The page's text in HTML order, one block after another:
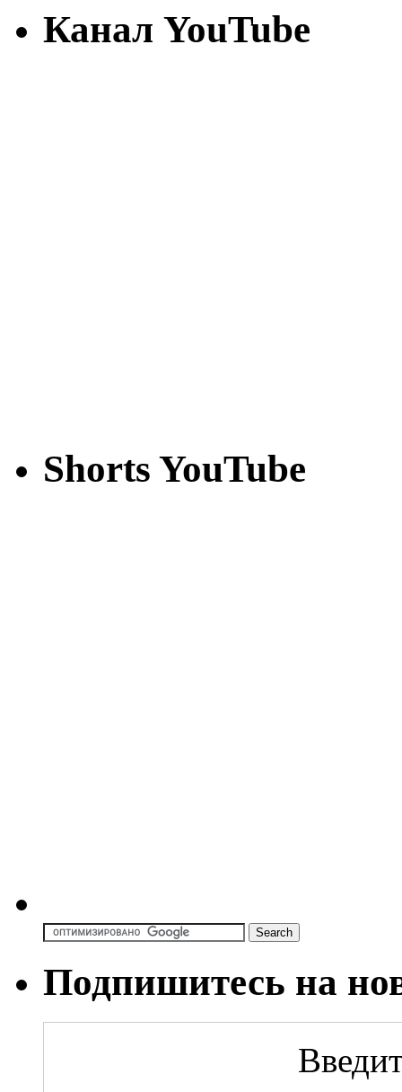
Канал YouTube
Shorts YouTube
Подпишитесь на